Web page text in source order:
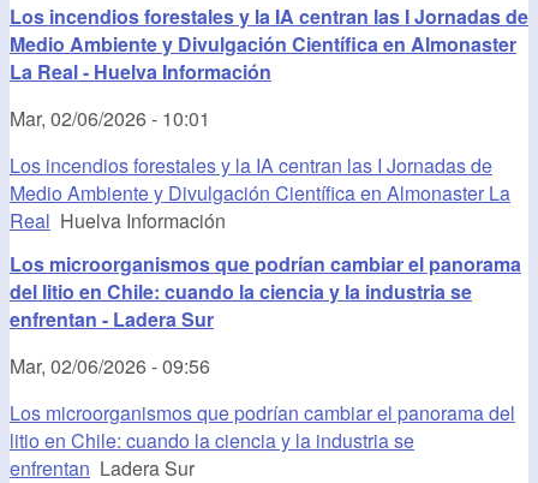
Los incendios forestales y la IA centran las I Jornadas de
Medio Ambiente y Divulgación Científica en Almonaster
La Real - Huelva Información
Mar, 02/06/2026 - 10:01
Los incendios forestales y la IA centran las I Jornadas de
Medio Ambiente y Divulgación Científica en Almonaster La
Real Huelva Información
Los microorganismos que podrían cambiar el panorama
del litio en Chile: cuando la ciencia y la industria se
enfrentan - Ladera Sur
Mar, 02/06/2026 - 09:56
Los microorganismos que podrían cambiar el panorama del
litio en Chile: cuando la ciencia y la industria se
enfrentan Ladera Sur